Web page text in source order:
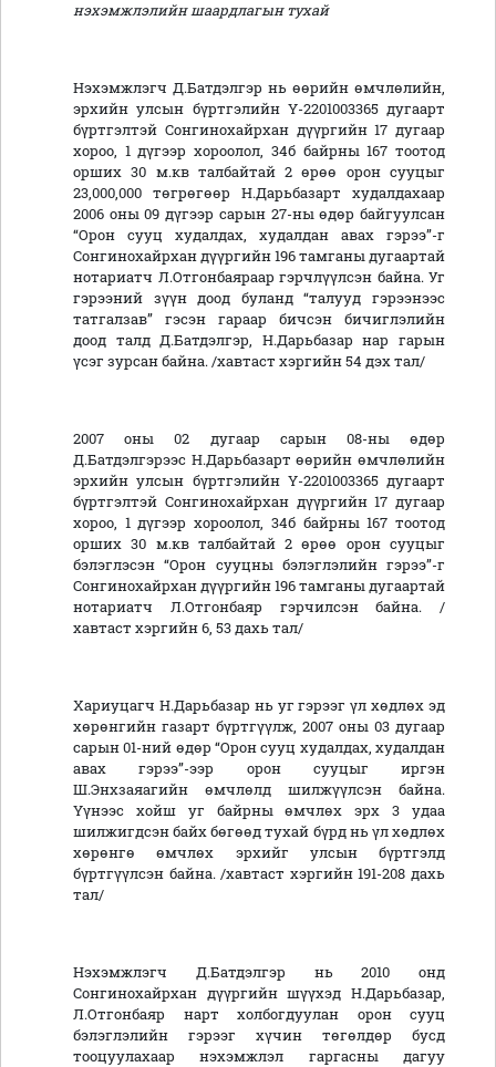
нэхэмжлэлийн шаардлагын тухай
Нэхэмжлэгч Д.Батдэлгэр нь өөрийн өмчлөлийн,
эрхийн улсын бүртгэлийн Ү-2201003365 дугаарт
бүртгэлтэй Сонгинохайрхан дүүргийн 17 дугаар
хороо, 1 дүгээр хороолол, 34б байрны 167 тоотод
орших 30 м.кв талбайтай 2 өрөө орон сууцыг
23,000,000 төгрөгөөр Н.Дарьбазарт худалдахаар
2006 оны 09 дүгээр сарын 27-ны өдөр байгуулсан
“Орон сууц худалдах, худалдан авах гэрээ”-г
Сонгинохайрхан дүүргийн 196 тамганы дугаартай
нотариатч Л.Отгонбаяраар гэрчлүүлсэн байна. Уг
гэрээний зүүн доод буланд “талууд гэрээнээс
татгалзав” гэсэн гараар бичсэн бичиглэлийн
доод талд Д.Батдэлгэр, Н.Дарьбазар нар гарын
үсэг зурсан байна. /хавтаст хэргийн 54 дэх тал/
2007 оны 02 дугаар сарын 08-ны өдөр
Д.Батдэлгэрээс Н.Дарьбазарт өөрийн өмчлөлийн
эрхийн улсын бүртгэлийн Ү-2201003365 дугаарт
бүртгэлтэй Сонгинохайрхан дүүргийн 17 дугаар
хороо, 1 дүгээр хороолол, 34б байрны 167 тоотод
орших 30 м.кв талбайтай 2 өрөө орон сууцыг
бэлэглэсэн “Орон сууцны бэлэглэлийн гэрээ”-г
Сонгинохайрхан дүүргийн 196 тамганы дугаартай
нотариатч Л.Отгонбаяр гэрчилсэн байна. /
хавтаст хэргийн 6, 53 дахь тал/
Хариуцагч Н.Дарьбазар нь уг гэрээг үл хөдлөх эд
хөрөнгийн газарт бүртгүүлж, 2007 оны 03 дугаар
сарын 01-ний өдөр “Орон сууц худалдах, худалдан
авах гэрээ”-ээр орон сууцыг иргэн
Ш.Энхзаяагийн өмчлөлд шилжүүлсэн байна.
Үүнээс хойш уг байрны өмчлөх эрх 3 удаа
шилжигдсэн байх бөгөөд тухай бүрд нь үл хөдлөх
хөрөнгө өмчлөх эрхийг улсын бүртгэлд
бүртгүүлсэн байна. /хавтаст хэргийн 191-208 дахь
тал/
Нэхэмжлэгч Д.Батдэлгэр нь 2010 онд
Сонгинохайрхан дүүргийн шүүхэд Н.Дарьбазар,
Л.Отгонбаяр нарт холбогдуулан орон сууц
бэлэглэлийн гэрээг хүчин төгөлдөр бусд
тооцуулахаар нэхэмжлэл гаргасны дагуу